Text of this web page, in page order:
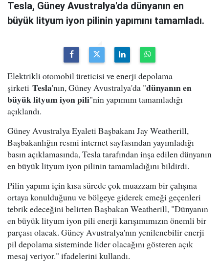
Tesla, Güney Avustralya'da dünyanın en
büyük lityum iyon pilinin yapımını tamamladı.
Elektrikli otomobil üreticisi ve enerji depolama
şirketi Tesla'nın, Güney Avustralya'da "dünyanın en
büyük lityum iyon pili"nin yapımını tamamladığı
açıklandı.
Güney Avustralya Eyaleti Başbakanı Jay Weatherill,
Başbakanlığın resmi internet sayfasından yayımladığı
basın açıklamasında, Tesla tarafından inşa edilen dünyanın
en büyük lityum iyon pilinin tamamladığını bildirdi.
Pilin yapımı için kısa sürede çok muazzam bir çalışma
ortaya konulduğunu ve bölgeye giderek emeği geçenleri
tebrik edeceğini belirten Başbakan Weatherill, "Dünyanın
en büyük lityum iyon pili enerji karışımımızın önemli bir
parçası olacak. Güney Avustralya'nın yenilenebilir enerji
pil depolama sisteminde lider olacağını gösteren açık
mesaj veriyor." ifadelerini kullandı.